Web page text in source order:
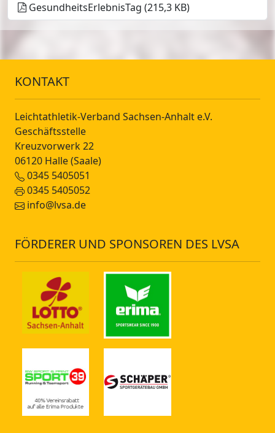
GesundheitsErlebnisTag (215,3 KB)
KONTAKT
Leichtathletik-Verband Sachsen-Anhalt e.V.
Geschäftsstelle
Kreuzvorwerk 22
06120 Halle (Saale)
0345 5405051
0345 5405052
info@lvsa.de
FÖRDERER UND SPONSOREN DES LVSA